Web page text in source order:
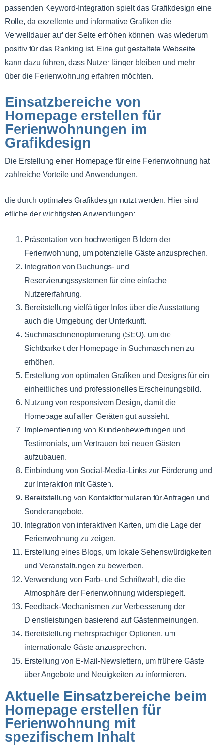
passenden Keyword-Integration spielt das Grafikdesign eine
Rolle, da exzellente und informative Grafiken die
Verweildauer auf der Seite erhöhen können, was wiederum
positiv für das Ranking ist. Eine gut gestaltete Webseite
kann dazu führen, dass Nutzer länger bleiben und mehr
über die Ferienwohnung erfahren möchten.
Einsatzbereiche von
Homepage erstellen für
Ferienwohnungen im
Grafikdesign
Die Erstellung einer Homepage für eine Ferienwohnung hat
zahlreiche Vorteile und Anwendungen,
die durch optimales Grafikdesign nutzt werden. Hier sind
etliche der wichtigsten Anwendungen:
Präsentation von hochwertigen Bildern der
Ferienwohnung, um potenzielle Gäste anzusprechen.
Integration von Buchungs- und
Reservierungssystemen für eine einfache
Nutzererfahrung.
Bereitstellung vielfältiger Infos über die Ausstattung
auch die Umgebung der Unterkunft.
Suchmaschinenoptimierung (SEO), um die
Sichtbarkeit der Homepage in Suchmaschinen zu
erhöhen.
Erstellung von optimalen Grafiken und Designs für ein
einheitliches und professionelles Erscheinungsbild.
Nutzung von responsivem Design, damit die
Homepage auf allen Geräten gut aussieht.
Implementierung von Kundenbewertungen und
Testimonials, um Vertrauen bei neuen Gästen
aufzubauen.
Einbindung von Social-Media-Links zur Förderung und
zur Interaktion mit Gästen.
Bereitstellung von Kontaktformularen für Anfragen und
Sonderangebote.
Integration von interaktiven Karten, um die Lage der
Ferienwohnung zu zeigen.
Erstellung eines Blogs, um lokale Sehenswürdigkeiten
und Veranstaltungen zu bewerben.
Verwendung von Farb- und Schriftwahl, die die
Atmosphäre der Ferienwohnung widerspiegelt.
Feedback-Mechanismen zur Verbesserung der
Dienstleistungen basierend auf Gästenmeinungen.
Bereitstellung mehrsprachiger Optionen, um
internationale Gäste anzusprechen.
Erstellung von E-Mail-Newslettern, um frühere Gäste
über Angebote und Neuigkeiten zu informieren.
Aktuelle Einsatzbereiche beim
Homepage erstellen für
Ferienwohnung mit
spezifischem Inhalt